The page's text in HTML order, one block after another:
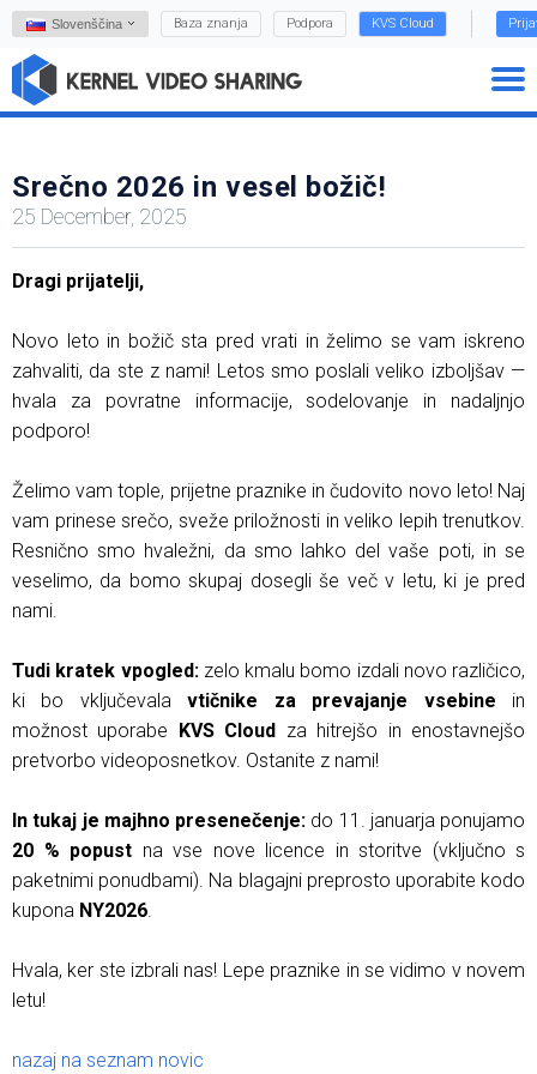
Slovenščina Baza znanja Podpora KVS Cloud
Srečno 2026 in vesel božič!
25 December, 2025
Dragi prijatelji,
Novo leto in božič sta pred vrati in želimo se vam iskreno
zahvaliti, da ste z nami! Letos smo poslali veliko izboljšav —
hvala za povratne informacije, sodelovanje in nadaljnjo
podporo!
Želimo vam tople, prijetne praznike in čudovito novo leto! Naj
vam prinese srečo, sveže priložnosti in veliko lepih trenutkov.
Resnično smo hvaležni, da smo lahko del vaše poti, in se
veselimo, da bomo skupaj dosegli še več v letu, ki je pred
nami.
Tudi kratek vpogled:zelo kmalu bomo izdali novo različico,
ki bo vključevalavtičnike za prevajanje vsebine in
možnost uporabe KVS Cloud za hitrejšo in enostavnejšo
pretvorbo videoposnetkov. Ostanite z nami!
In tukaj je majhno presenečenje: do 11. januarja ponujamo
20 % popust na vse nove licence in storitve (vključno s
paketnimi ponudbami). Na blagajni preprosto uporabite kodo
kupona NY2026.
Hvala, ker ste izbrali nas! Lepe praznike in se vidimo v novem
letu!
nazaj na seznam novic